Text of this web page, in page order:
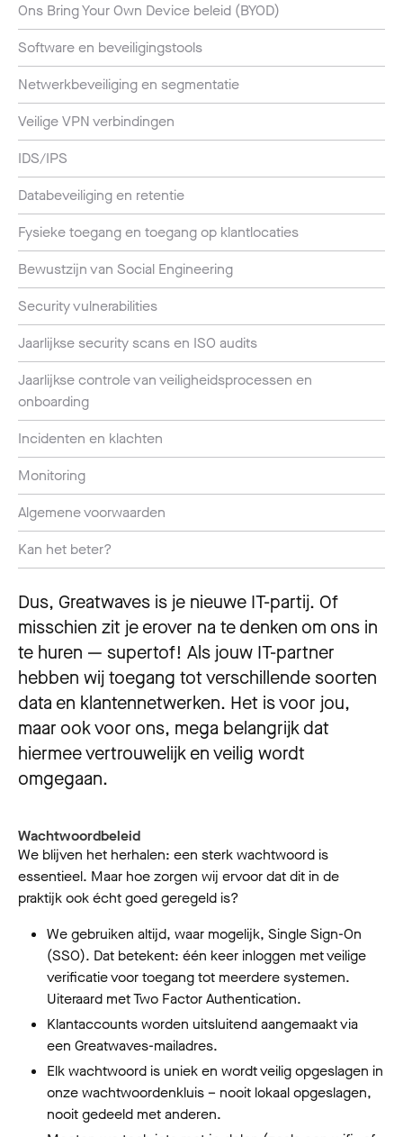
Dus, Greatwaves is je nieuwe IT-partij. Of
misschien zit je erover na te denken om ons in
te huren — supertof! Als jouw IT-partner
hebben wij toegang tot verschillende soorten
data en klantennetwerken. Het is voor jou,
maar ook voor ons, mega belangrijk dat
hiermee vertrouwelijk en veilig wordt
omgegaan.
Wachtwoordbeleid
We blijven het herhalen: een sterk wachtwoord is
essentieel. Maar hoe zorgen wij ervoor dat dit in de
praktijk ook écht goed geregeld is?
We gebruiken altijd, waar mogelijk, Single Sign-On
(SSO). Dat betekent: één keer inloggen met veilige
verificatie voor toegang tot meerdere systemen.
Uiteraard met Two Factor Authentication.
Klantaccounts worden uitsluitend aangemaakt via
een Greatwaves-mailadres.
Elk wachtwoord is uniek en wordt veilig opgeslagen in
onze wachtwoordenkluis – nooit lokaal opgeslagen,
nooit gedeeld met anderen.
Ons Bring Your Own Device beleid (BYOD)
Software en beveiligingstools
Netwerkbeveiliging en segmentatie
Veilige VPN verbindingen
IDS/IPS
Databeveiliging en retentie
Fysieke toegang en toegang op klantlocaties
Bewustzijn van Social Engineering
Security vulnerabilities
Jaarlijkse security scans en ISO audits
Jaarlijkse controle van veiligheidsprocessen en
onboarding
Incidenten en klachten
Monitoring
Algemene voorwaarden
Kan het beter?